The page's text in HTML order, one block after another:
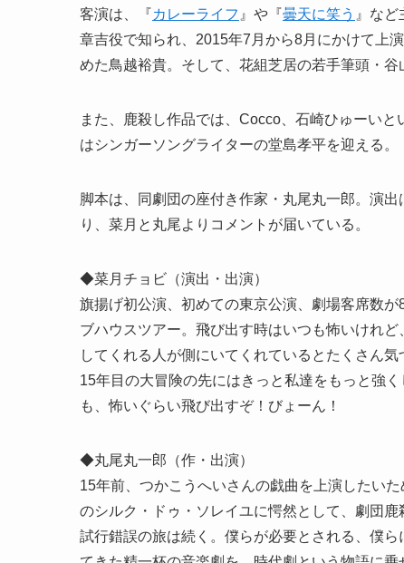
客演は、『カレーライフ 』や『曇天に笑う 』な
章吉役で知られ、2015年7月から8月にかけて上
めた鳥越裕貴。そして、花組芝居の若手筆頭・谷
また、鹿殺し作品では、Cocco、石崎ひゅーい
はシンガーソングライターの堂島孝平を迎える。
脚本は、同劇団の座付き作家・丸尾丸一郎。演
り、菜月と丸尾よりコメントが届いている。
◆菜月チョビ（演出・出演）
旗揚げ初公演、初めての東京公演、劇場客席数
ブハウスツアー。飛び出す時はいつも怖いけれ
してくれる人が側にいてくれているとたくさん気
15年目の大冒険の先にはきっと私達をもっと強
も、怖いぐらい飛び出すぞ！びょーん！
◆丸尾丸一郎（作・出演）
15年前、つかこうへいさんの戯曲を上演したい
のシルク・ドゥ・ソレイユに愕然として、劇団鹿
試行錯誤の旅は続く。僕らが必要とされる、僕